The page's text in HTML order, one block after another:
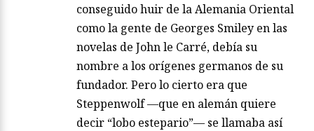
conseguido huir de la Alemania Oriental
como la gente de Georges Smiley en las
novelas de John le Carré, debía su
nombre a los orígenes germanos de su
fundador. Pero lo cierto era que
Steppenwolf —que en alemán quiere
decir “lobo estepario”— se llamaba así